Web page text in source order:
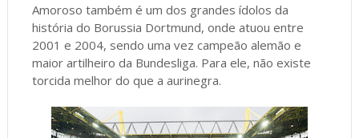
Amoroso também é um dos grandes ídolos da
história do Borussia Dortmund, onde atuou entre
2001 e 2004, sendo uma vez campeão alemão e
maior artilheiro da Bundesliga. Para ele, não existe
torcida melhor do que a aurinegra.